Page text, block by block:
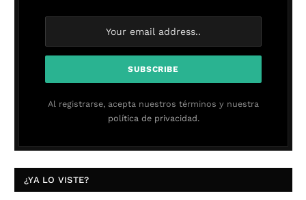
Al registrarse, acepta nuestros términos y nuestra
política de privacidad.
¿YA LO VISTE?